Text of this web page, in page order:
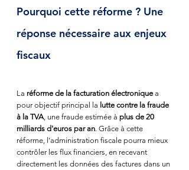
Pourquoi cette réforme ? Une
réponse nécessaire aux enjeux
fiscaux
La réforme de la facturation électronique a
pour objectif principal la lutte contre la fraude
à la TVA , une fraude estimée à plus de 20
milliards d'euros par an. Grâce à cette
réforme, l’administration fiscale pourra mieux
contrôler les flux financiers, en recevant
directement les données des factures dans un